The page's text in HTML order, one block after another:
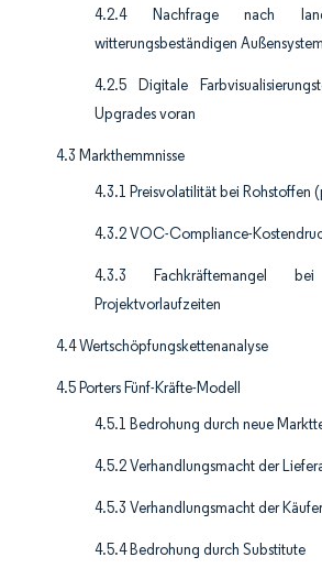
4.2.4 Nachfrage nach
witterungsbeständigen
4.2.5 Digitale
Upgrades voran
4.3 Markthemmnisse
4.3.1 Preisvolatilität bei Rohstoffen
4.3.2 VOC-Compliance-
4.3.3 Fachkräftemangel
Projektvorlaufzeiten
4.4 Wertschöpfungskettenanalyse
4.5 Porters Fünf-Kräfte-Modell
4.5.1 Bedrohung durch neue
4.5.2 Verhandlungsmacht der
4.5.3 Verhandlungsmacht der Käufer
4.5.4 Bedrohung durch Substitute